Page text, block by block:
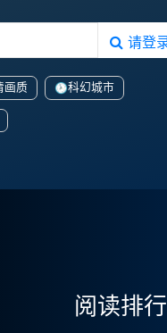
请登
画质 科幻城市
阅读排行